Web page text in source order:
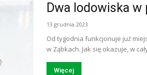
Dwa lodowiska w
13 grudnia 2023
Od tygodnia funkcjonuje już
w Ząbkach. Jak się okazuje, w
Więcej